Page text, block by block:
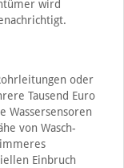
wird
oder
Tausend Euro
Wassersensoren
von Wasch-
Einbruch